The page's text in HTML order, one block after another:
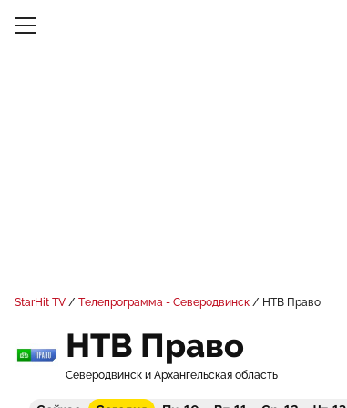
StarHit TV Телепрограмма - Северодвинск НТВ Право
НТВ Право
Северодвинск и Архангельская область